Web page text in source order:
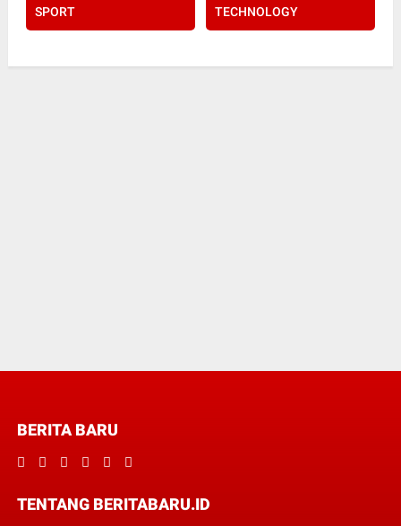
SPORT TECHNOLOGY
BERITA BARU
TENTANG BERITABARU.ID